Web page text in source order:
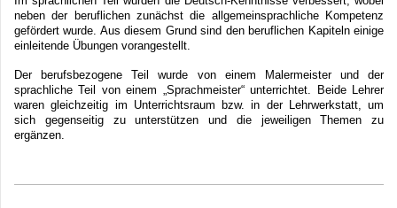
neben der beruflichen zunächst die allgemeinsprachliche Kompetenz
gefördert wurde. Aus diesem Grund sind den beruflichen Kapiteln einige
einleitende Übungen vorangestellt.
Der berufsbezogene Teil wurde von einem Malermeister und der
sprachliche Teil von einem „Sprachmeister“ unterrichtet. Beide Lehrer
waren gleichzeitig im Unterrichtsraum bzw. in der Lehrwerkstatt, um
sich gegenseitig zu unterstützen und die jeweiligen Themen zu
ergänzen.